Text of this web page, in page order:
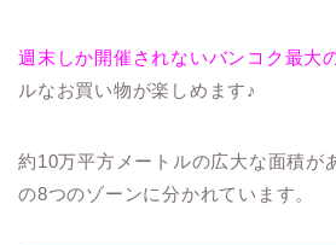
週末しか開催されないバンコク最大
ルなお買い物が楽しめます♪
約10万平方メートルの広大な面積が
の8つのゾーンに分かれています。